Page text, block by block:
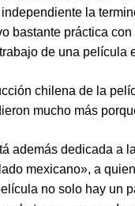
la
bastante práctica
de una película
chilena de la
mucho más
además dedicada a
mexicano», a
no solo hay un